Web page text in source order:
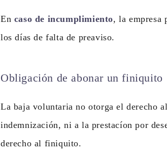
En caso de incumplimiento, la empresa
los días de falta de preaviso.
Obligación de abonar un finiquito
La baja voluntaria no otorga el derecho
indemnización, ni a la prestacíon por
derecho al finiquito.